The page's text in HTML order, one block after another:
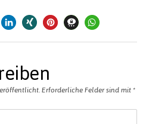
Erforderliche Felder sind mit *